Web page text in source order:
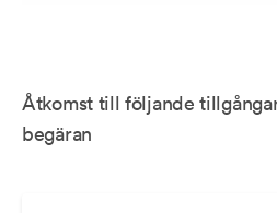
Åtkomst till följande
begäran